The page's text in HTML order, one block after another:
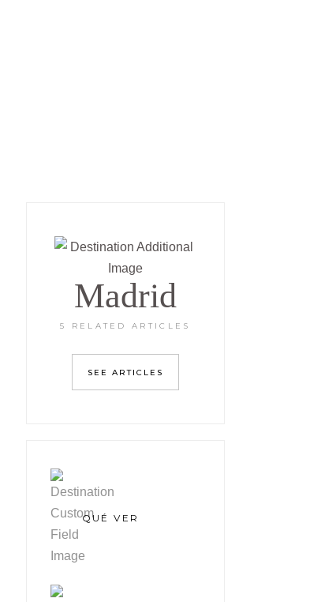
Madrid
5 RELATED ARTICLES
SEE ARTICLES
QUÉ VER